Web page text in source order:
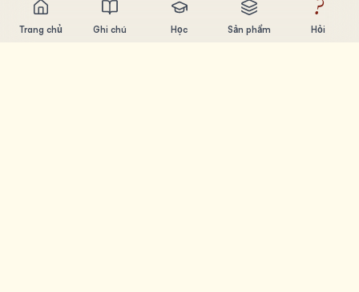
Trang chủ Ghi chú Học Sản phẩm
?
Hỏi